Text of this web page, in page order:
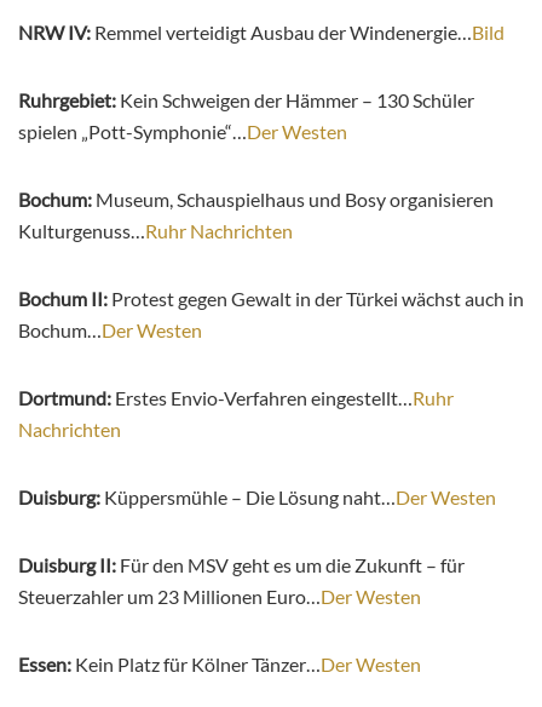
NRW IV: Remmel verteidigt Ausbau der Windenergie…Bild
Ruhrgebiet: Kein Schweigen der Hämmer – 130 Schüler
spielen „Pott-Symphonie“…Der Westen
Bochum: Museum, Schauspielhaus und Bosy organisieren
Kulturgenuss…Ruhr Nachrichten
Bochum II: Protest gegen Gewalt in der Türkei wächst auch in
Bochum…Der Westen
Dortmund: Erstes Envio-Verfahren eingestellt…Ruhr
Nachrichten
Duisburg: Küppersmühle – Die Lösung naht…Der Westen
Duisburg II: Für den MSV geht es um die Zukunft – für
Steuerzahler um 23 Millionen Euro…Der Westen
Essen: Kein Platz für Kölner Tänzer…Der Westen